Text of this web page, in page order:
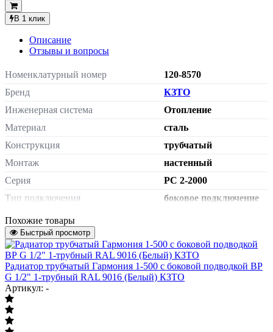
В 1 клик
Описание
Отзывы и вопросы
Номенклатурный номер
120-8570
Бренд
КЗТО
Инженерная система
Отопление
Материал
сталь
Конструкция
трубчатый
Монтаж
настенный
Серия
РС 2-2000
Тип подключения
боковое подключение
Сторона подключения
Подключение к системе отопления
1/2"
Терморегулятор
без термостатического
клапана
Крепеж
Количество труб в одной секции
Похожие товары
Быстрый просмотр
Радиатор трубчатый Гармония 1-500 с боковой подводкой ВР
G 1/2" 1-трубный RAL 9016 (Белый) КЗТО
Артикул: -